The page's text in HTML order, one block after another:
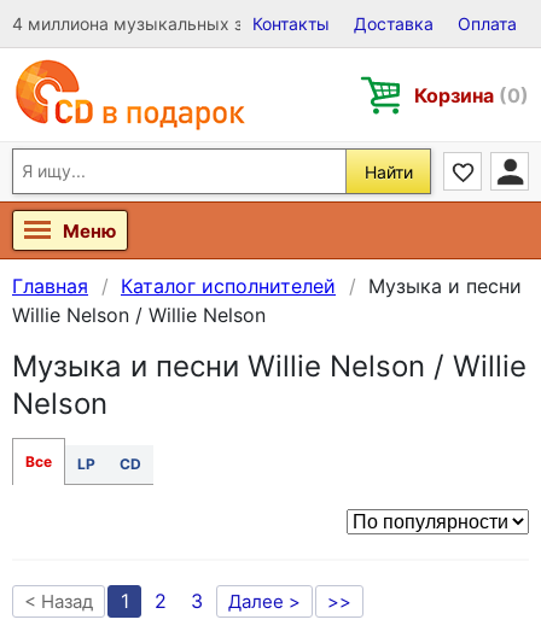
4 миллиона музыкальных записей на Виниле, CD и DVD
Контакты Доставка Оплата
Корзина (0)
Найти
Меню
Главная Каталог исполнителей
Музыка и песни
Willie Nelson / Willie Nelson
Музыка и песни Willie Nelson / Willie
Nelson
Все LP CD
< Назад 1 2 3 Далее > >>